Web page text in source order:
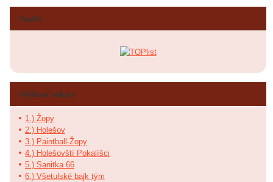
Toplist
Oblíbené odkazy
1.) Žopy
2.) Holešov
3.) Paintball-Žopy
4.) Holešovští Pokalíšci
5.) Sanitka 66
6.) Všetulské bajk tým